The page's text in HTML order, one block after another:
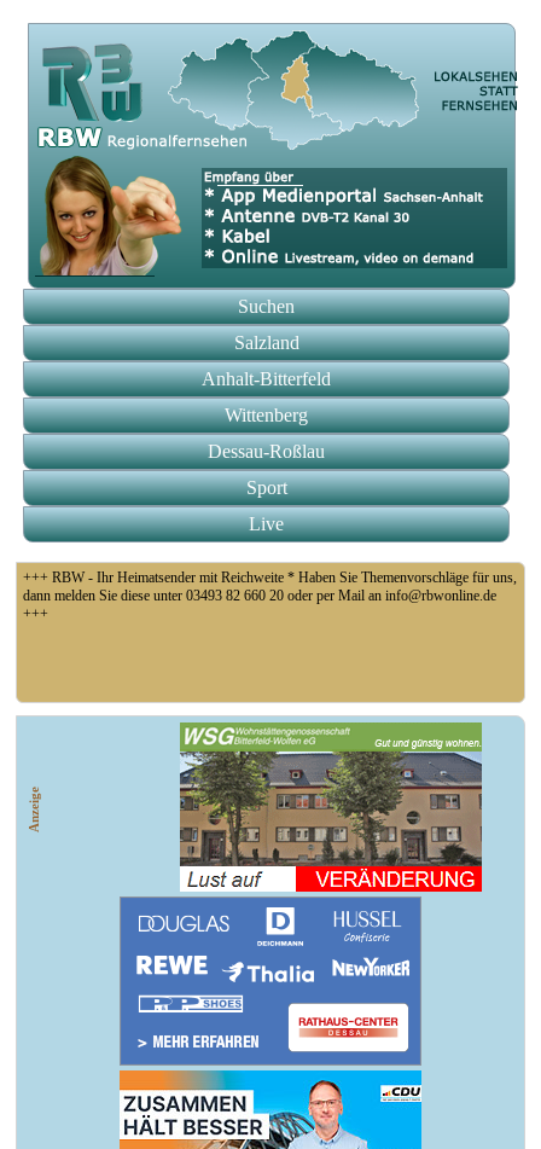
Suchen
Salzland
Anhalt-Bitterfeld
Wittenberg
Dessau-Roßlau
Sport
Live
+++ RBW - Ihr Heimatsender mit Reichweite * Haben Sie Themenvorschläge für uns,
dann melden Sie diese unter 03493 82 660 20 oder per Mail an info@rbwonline.de
+++
+++ Fußball Oberliga Süd 1. Spieltag: SG Union Sandersdorf - VfB 1921 Krieschow,
Anzeige